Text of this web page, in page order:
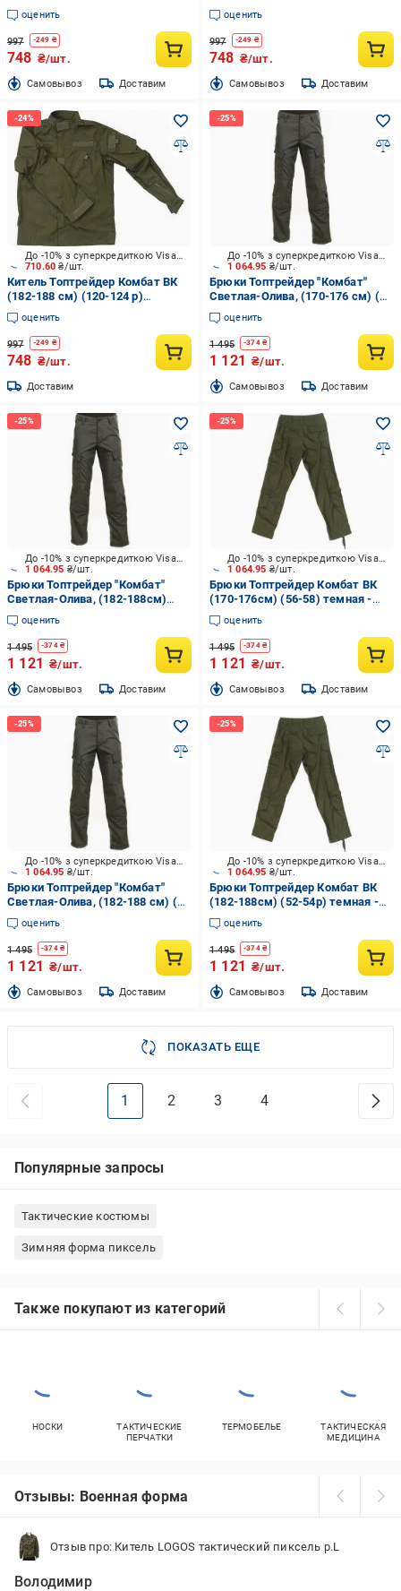
188cм р.M
оценить
997 -249 ₴
748 ₴/шт.
Cамовывоз Доставим
темная-олива р.L
оценить
997 -249 ₴
748 ₴/шт.
Cамовывоз Доставим
710.60₴/шт.
До -10% з суперкредиткою Visa Вигода
Китель Топтрейдер Комбат ВК
(182-188 см) (120-124 р)
темная-олива р.XXL
оценить
997 -249 ₴
748 ₴/шт.
Доставим
1 064.95 ₴/шт.
До -10% з суперкредиткою Visa Вигода
Брюки Топтрейдер "Комбат"
Светлая-Олива, (170-176 см) (
44-46 р) р.S
оценить
1 495 -374₴
1 121 ₴/шт.
Cамовывоз Доставим
1 064.95 ₴/шт.
До -10% з суперкредиткою Visa Вигода
Брюки Топтрейдер "Комбат"
Светлая-Олива, (182-188см)
(64-66 р) р.3XL
оценить
1 495 -374₴
1 121 ₴/шт.
Cамовывоз Доставим
1 064.95 ₴/шт.
До -10% з суперкредиткою Visa Вигода
Брюки Топтрейдер Комбат ВК
(170-176см) (56-58) темная -
олива р.XL
оценить
1 495 -374₴
1 121 ₴/шт.
Cамовывоз Доставим
1 064.95 ₴/шт.
До -10% з суперкредиткою Visa Вигода
Брюки Топтрейдер "Комбат"
Светлая-Олива, (182-188 см) (
44-46р) р.S
оценить
1 495 -374₴
1 121 ₴/шт.
Cамовывоз Доставим
1 064.95 ₴/шт.
До -10% з суперкредиткою Visa Вигода
Брюки Топтрейдер Комбат ВК
(182-188см) (52-54р) темная -
олива р.L
оценить
1 495 -374₴
1 121 ₴/шт.
Cамовывоз Доставим
ПОКАЗАТЬ ЕЩЕ
1 2 3 4
Популярные запросы
Тактические костюмы
Зимняя форма пиксель
Также покупают из категорий
НОСКИ
ТАКТИЧЕСКИЕ
ПЕРЧАТКИ
ТЕРМОБЕЛЬЕ
ТАКТИЧЕСКАЯ
МЕДИЦИНА
Отзывы: Военная форма
Отзыв про: Китель LOGOS тактический пиксель р.L
Володимир